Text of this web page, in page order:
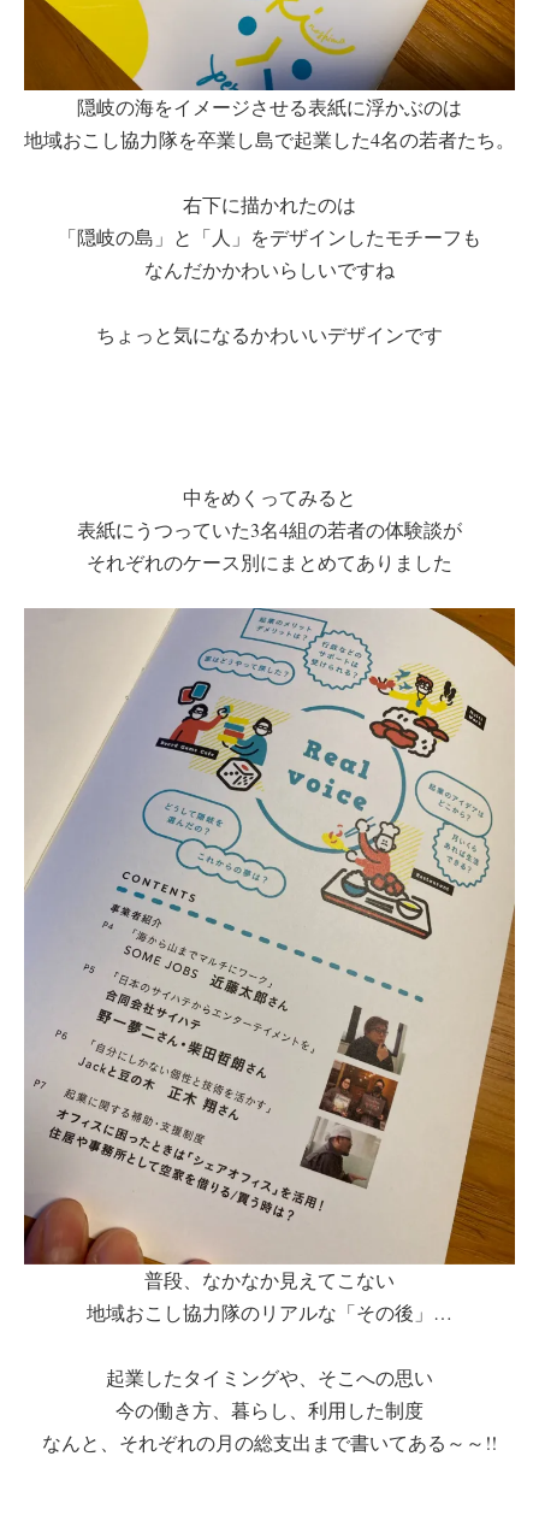
隠岐の海をイメージさせる表紙に浮かぶのは
地域おこし協力隊を卒業し島で起業した4名の若者たち。
右下に描かれたのは
「隠岐の島」と「人」をデザインしたモチーフも
なんだかかわいらしいですね
ちょっと気になるかわいいデザインです
中をめくってみると
表紙にうつっていた3名4組の若者の体験談が
それぞれのケース別にまとめてありました
普段、なかなか見えてこない
地域おこし協力隊のリアルな「その後」…
起業したタイミングや、そこへの思い
今の働き方、暮らし、利用した制度
なんと、それぞれの月の総支出まで書いてある～～!!